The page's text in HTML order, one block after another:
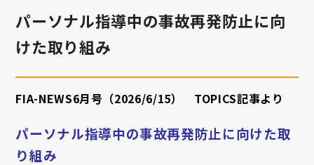
パーソナル指導中の事故再発防止に向
けた取り組み
FIA-NEWS6月号（2026/6/15） TOPICS記事より
パーソナル指導中の事故再発防止に向けた取
り組み